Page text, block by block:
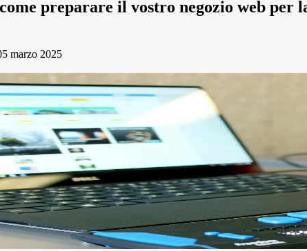
preparare il vostro negozio web per
marzo 2025